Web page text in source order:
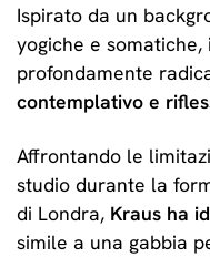
Ispirato da un
yogiche e
profondamente
contemplativo e
Affrontando le
studio durante la
di Londra, Kraus ha
simile a una gabbia